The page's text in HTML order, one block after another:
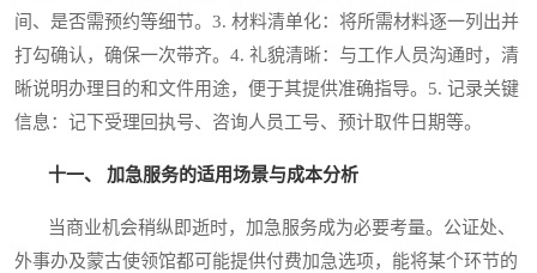
间、是否需预约等细节。3. 材料清单化：将所需材料逐一列出并
打勾确认，确保一次带齐。4. 礼貌清晰：与工作人员沟通时，清
晰说明办理目的和文件用途，便于其提供准确指导。5. 记录关键
信息：记下受理回执号、咨询人员工号、预计取件日期等。
十一、 加急服务的适用场景与成本分析
当商业机会稍纵即逝时，加急服务成为必要考量。公证处、
外事办及蒙古使领馆都可能提供付费加急选项，能将某个环节的